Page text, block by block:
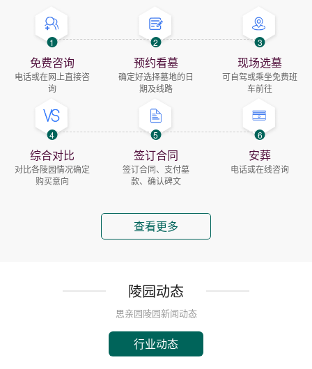
1
免费咨询
电话或在网上直接咨
询
2
预约看墓
确定好选择墓地的日
期及线路
3
现场选墓
可自驾或乘坐免费班
车前往
4
综合对比
对比各陵园情况确定
购买意向
5
签订合同
签订合同、支付墓
款、确认碑文
6
安葬
电话或在线咨询
查看更多
陵园动态
思亲园陵园新闻动态
行业动态